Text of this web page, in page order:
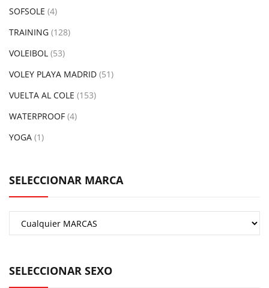
SOFSOLE (4)
TRAINING (128)
VOLEIBOL (53)
VOLEY PLAYA MADRID (51)
VUELTA AL COLE (153)
WATERPROOF (4)
YOGA (1)
SELECCIONAR MARCA
SELECCIONAR SEXO